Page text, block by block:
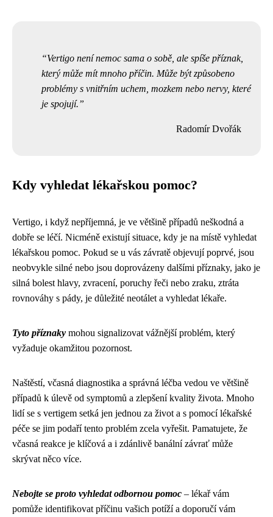
Vertigo není nemoc sama o sobě, ale spíše příznak,
který může mít mnoho příčin. Může být způsobeno
problémy s vnitřním uchem, mozkem nebo nervy, které
je spojují.
Radomír Dvořák
Kdy vyhledat lékařskou pomoc?
Vertigo, i když nepříjemná, je ve většině případů neškodná a
dobře se léčí. Nicméně existují situace, kdy je na místě vyhledat
lékařskou pomoc. Pokud se u vás závratě objevují poprvé, jsou
neobvykle silné nebo jsou doprovázeny dalšími příznaky, jako je
silná bolest hlavy, zvracení, poruchy řeči nebo zraku, ztráta
rovnováhy s pády, je důležité neotálet a vyhledat lékaře.
Tyto příznaky mohou signalizovat vážnější problém, který
vyžaduje okamžitou pozornost.
Naštěstí, včasná diagnostika a správná léčba vedou ve většině
případů k úlevě od symptomů a zlepšení kvality života. Mnoho
lidí se s vertigem setká jen jednou za život a s pomocí lékařské
péče se jim podaří tento problém zcela vyřešit. Pamatujete, že
včasná reakce je klíčová a i zdánlivě banální závrať může
skrývat něco více.
Nebojte se proto vyhledat odbornou pomoc – lékař vám
pomůže identifikovat příčinu vašich potíží a doporučí vám